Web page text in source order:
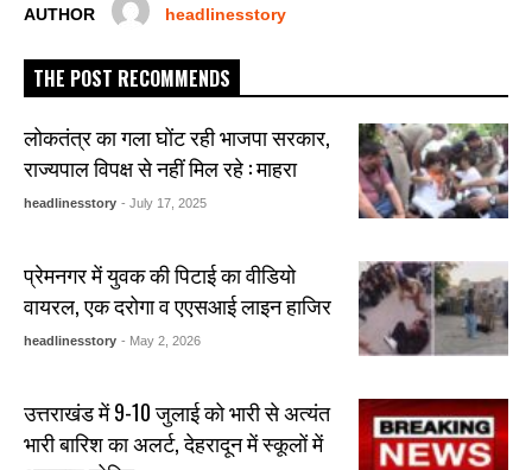
AUTHOR headlinesstory
THE POST RECOMMENDS
लोकतंत्र का गला घोंट रही भाजपा सरकार,
राज्यपाल विपक्ष से नहीं मिल रहे : माहरा
headlinesstory - July 17, 2025
प्रेमनगर में युवक की पिटाई का वीडियो
वायरल, एक दरोगा व एएसआई लाइन हाजिर
headlinesstory - May 2, 2026
उत्तराखंड में 9-10 जुलाई को भारी से अत्यंत
भारी बारिश का अलर्ट, देहरादून में स्कूलों में